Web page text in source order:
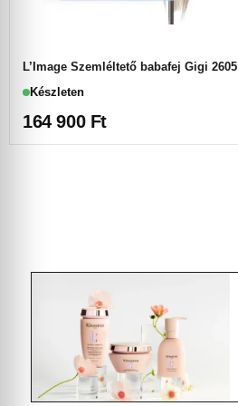
L’Image Szemléltető babafej Gigi 2605
Készleten
164 900 Ft